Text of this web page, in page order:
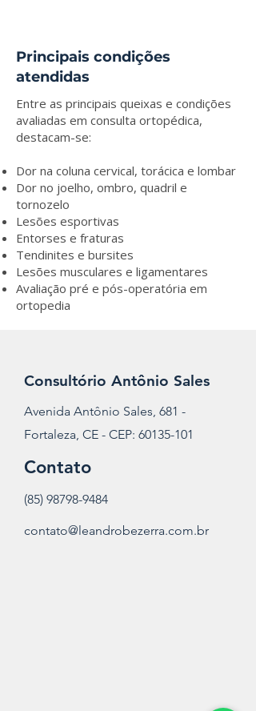
Principais condições
atendidas
Entre as principais queixas e condições
avaliadas em consulta ortopédica,
destacam-se:
Dor na coluna cervical, torácica e lombar
Dor no joelho, ombro, quadril e
tornozelo
Lesões esportivas
Entorses e fraturas
Tendinites e bursites
Lesões musculares e ligamentares
Avaliação pré e pós-operatória em
ortopedia
Consultório Antônio Sales
Avenida Antônio Sales, 681 -
Fortaleza, CE - CEP: 60135-101
Contato
(85) 98798-9484
contato@leandrobezerra.com.br